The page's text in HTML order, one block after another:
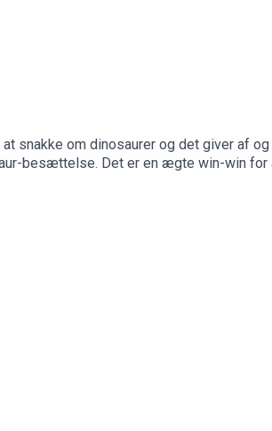
snakke om dinosaurer og det giver af
besættelse. Det er en ægte win-win for
kernelyttere
videnskab eller stil et spørgsmål på